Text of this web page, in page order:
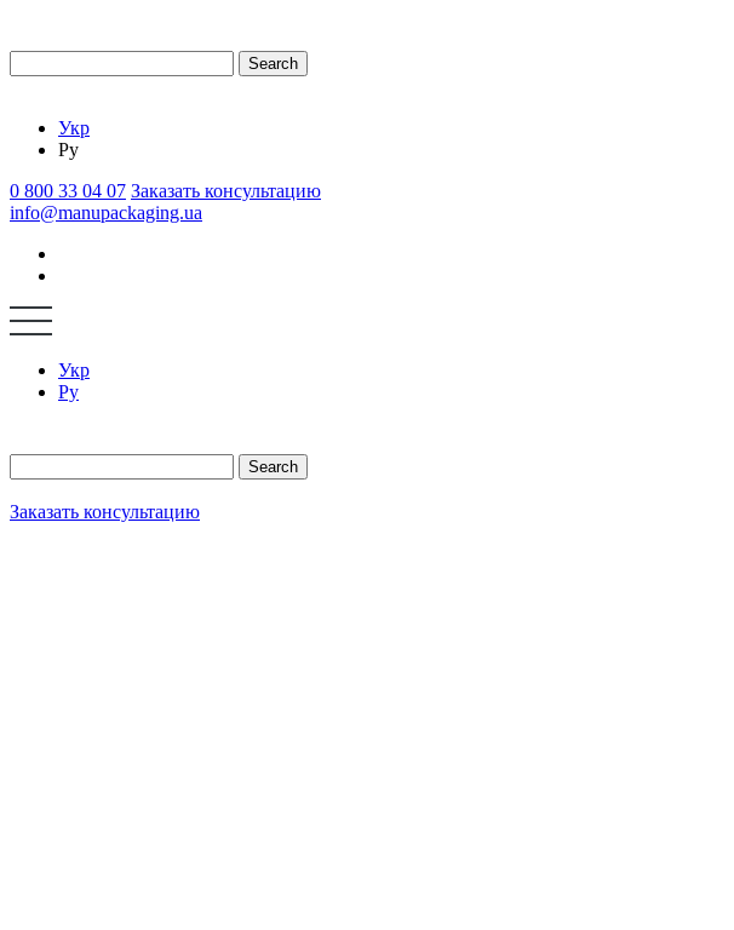
Search
Укр
Ру
0 800 33 04 07 Заказать консультацию
info@manupackaging.ua
Укр
Ру
Search
Заказать консультацию